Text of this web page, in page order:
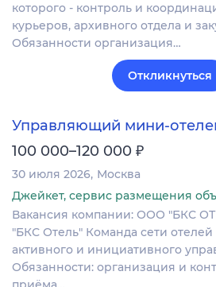
которого - контроль и
курьеров, архивного отдела и
Обязанности организация…
Откликнуться
Управляющий мини-
100 000–120 000 ₽
30 июля 2026 Москва
Джейкет, сервис размещения
Вакансия компании: ООО "БКС
"БКС Отель" Команда сети
активного и инициативного
Обязанности: организация и